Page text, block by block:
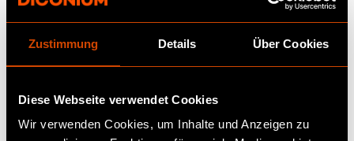
Zustimmung Details Über Cookies
Diese Webseite verwendet Cookies
Wir verwenden Cookies, um Inhalte und Anzeigen zu